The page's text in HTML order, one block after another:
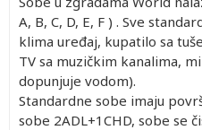
A, B, C, D, E, F ) . Sve
klima uređaj, kupatilo sa
TV sa muzičkim kanalima,
dopunjuje vodom).
Standardne sobe imaju
sobe 2ADL+1CHD, sobe se